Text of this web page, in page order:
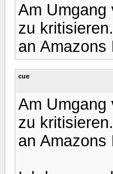
Am Umgang
zu
an
cue
Am Umgang
zu
an